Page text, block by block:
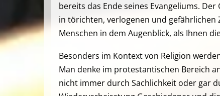
bereits das Ende seines Evangeliums.
in törichten, verlogenen und
Menschen in dem Augenblick, als Ihnen
Besonders im Kontext von Religion
Man denke im protestantischen Bereich
nicht immer durch Sachlichkeit oder gar